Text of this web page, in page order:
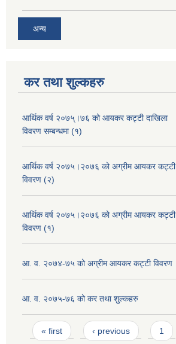
अन्य
कर तथा शुल्कहरु
आर्थिक वर्ष २०७५्।७६ को आयकर कट्टी दाखिला
विवरण सम्बन्धमा (१)
आर्थिक वर्ष २०७५।२०७६ को अग्रीम आयकर कट्टी
विवरण (२)
आर्थिक वर्ष २०७५।२०७६ को अग्रीम आयकर कट्टी
विवरण (१)
आ. व. २०७४-७५ को अग्रीम आयकर कट्टी विवरण
आ. व. २०७५-७६ को कर तथा शुल्कहरु
Pages
« first ‹ previous
1